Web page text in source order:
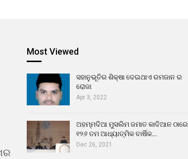
Most Viewed
ସହାନୁଭୂତିର ଶିକ୍ଷା ଦେଇଥାଏ ରମଜାନ ର
ରୋଜା
Apr 3, 2022
ଅହମ୍ମଦିଆ ମୁସଲିମ ଜମାତ କାଦିଆନ ଠାରେ
୧୨୬ ତମ ଆଧ୍ୟାତ୍ମିକ ବାର୍ଷିକ…
Dec 26, 2021